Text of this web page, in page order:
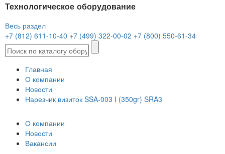
Технологическое оборудование
Весь раздел
+7 (812) 611-10-40 +7 (499) 322-00-02 +7 (800) 550-61-34
Главная
О компании
Новости
Нарезчик визиток SSA-003 I (350gr) SRA3
О компании
Новости
Вакансии